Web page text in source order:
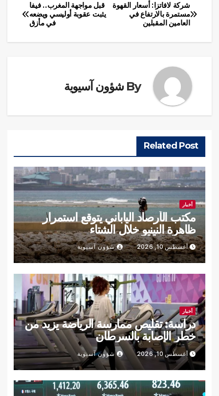
تصفّح
المقالات
قبل مواجهة المغرب.. فيفا
يثبت عقوبة أوليسي ويضعه
في مأزق
شركة لافاتزا: أسعار القهوة
مستمرة بالارتفاع في
العامين المقبلين
By شؤون آسيوية
Related Post
أخبار
مكتب الأرصاد الياباني يتوقع استمرار
ظاهرة النينيو خلال الشتاء
أغسطس 10, 2026 شؤون آسيوية
أخبار
دراسة: تقليص ممارسة الرياضة يزيد من
خطر الإصابة بالسرطان
أغسطس 10, 2026 شؤون آسيوية